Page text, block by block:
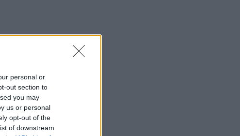
personal or
out section to
you may
us or personal
opt-out of the
of downstream